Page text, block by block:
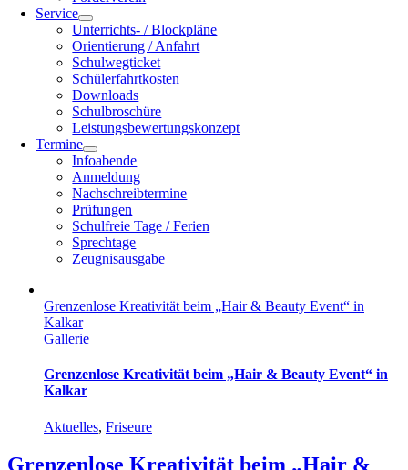
Service
Unterrichts- / Blockpläne
Orientierung / Anfahrt
Schulwegticket
Schülerfahrtkosten
Downloads
Schulbroschüre
Leistungsbewertungskonzept
Termine
Infoabende
Anmeldung
Nachschreibtermine
Prüfungen
Schulfreie Tage / Ferien
Sprechtage
Zeugnisausgabe
Grenzenlose Kreativität beim „Hair & Beauty Event“ in
Kalkar
Gallerie
Grenzenlose Kreativität beim „Hair & Beauty Event“ in
Kalkar
Aktuelles, Friseure
Grenzenlose Kreativität beim „Hair &